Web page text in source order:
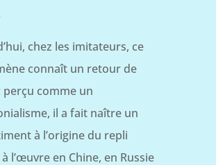
chez les imitateurs, ce
connaît un retour de
comme un
il a fait naître un
à l’origine du repli
l’œuvre en Chine, en Russie